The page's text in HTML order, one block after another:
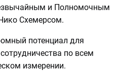
и Полномочным
Схемерсом.
потенциал для
по всем
измерении.